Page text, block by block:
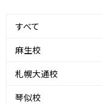
すべて
麻生校
札幌大通校
琴似校